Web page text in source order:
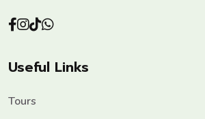
Useful Links
Tours